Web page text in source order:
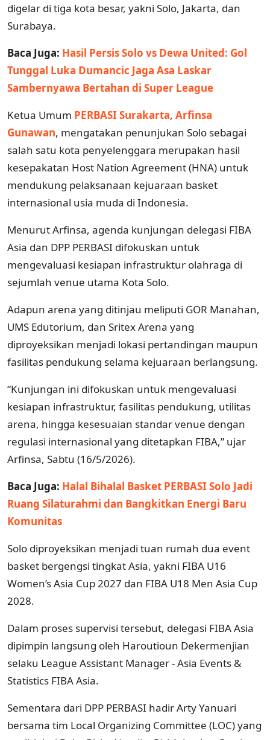
digelar di tiga kota besar, yakni Solo, Jakarta, dan
Surabaya.
Baca Juga: Hasil Persis Solo vs Dewa United: Gol
Tunggal Luka Dumancic Jaga Asa Laskar
Sambernyawa Bertahan di Super League
Ketua Umum PERBASI Surakarta, Arfinsa
Gunawan, mengatakan penunjukan Solo sebagai
salah satu kota penyelenggara merupakan hasil
kesepakatan Host Nation Agreement (HNA) untuk
mendukung pelaksanaan kejuaraan basket
internasional usia muda di Indonesia.
Menurut Arfinsa, agenda kunjungan delegasi FIBA
Asia dan DPP PERBASI difokuskan untuk
mengevaluasi kesiapan infrastruktur olahraga di
sejumlah venue utama Kota Solo.
Adapun arena yang ditinjau meliputi GOR Manahan,
UMS Edutorium, dan Sritex Arena yang
diproyeksikan menjadi lokasi pertandingan maupun
fasilitas pendukung selama kejuaraan berlangsung.
“Kunjungan ini difokuskan untuk mengevaluasi
kesiapan infrastruktur, fasilitas pendukung, utilitas
arena, hingga kesesuaian standar venue dengan
regulasi internasional yang ditetapkan FIBA,” ujar
Arfinsa, Sabtu (16/5/2026).
Baca Juga: Halal Bihalal Basket PERBASI Solo Jadi
Ruang Silaturahmi dan Bangkitkan Energi Baru
Komunitas
Solo diproyeksikan menjadi tuan rumah dua event
basket bergengsi tingkat Asia, yakni FIBA U16
Women’s Asia Cup 2027 dan FIBA U18 Men Asia Cup
2028.
Dalam proses supervisi tersebut, delegasi FIBA Asia
dipimpin langsung oleh Haroutioun Dekermenjian
selaku League Assistant Manager - Asia Events &
Statistics FIBA Asia.
Sementara dari DPP PERBASI hadir Arty Yanuari
bersama tim Local Organizing Committee (LOC) yang